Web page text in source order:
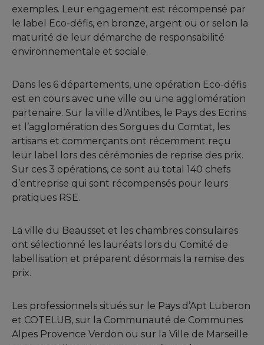
exemples. Leur engagement est récompensé par
le label Eco-défis, en bronze, argent ou or selon la
maturité de leur démarche de responsabilité
environnementale et sociale.
Dans les 6 départements, une opération Eco-défis
est en cours avec une ville ou une agglomération
partenaire. Sur la ville d’Antibes, le Pays des Ecrins
et l’agglomération des Sorgues du Comtat, les
artisans et commerçants ont récemment reçu
leur label lors des cérémonies de reprise des prix.
Sur ces 3 opérations, ce sont au total 140 chefs
d’entreprise qui sont récompensés pour leurs
pratiques RSE.
La ville du Beausset et les chambres consulaires
ont sélectionné les lauréats lors du Comité de
labellisation et préparent désormais la remise des
prix.
Les professionnels situés sur le Pays d’Apt Luberon
et COTELUB, sur la Communauté de Communes
Alpes Provence Verdon ou sur la Ville de Marseille